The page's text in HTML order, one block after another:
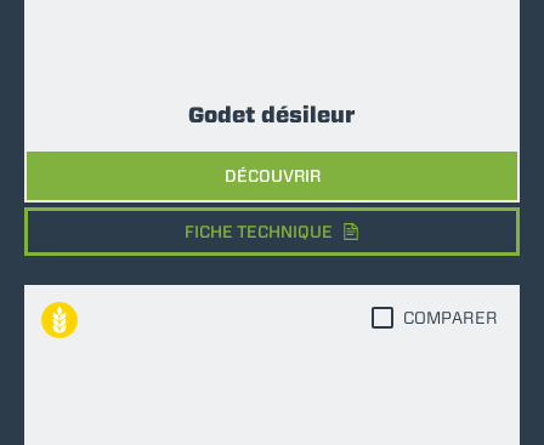
Godet désileur
DÉCOUVRIR
FICHE TECHNIQUE
COMPARER